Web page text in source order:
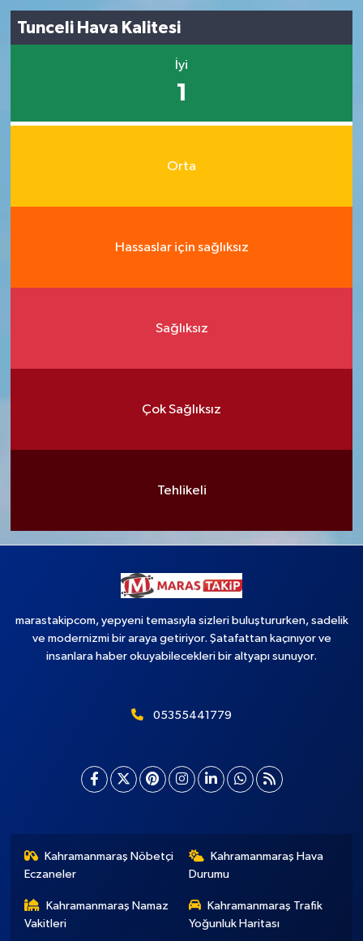
Tunceli Hava Kalitesi
İyi
1
Orta
Hassaslar için sağlıksız
Sağlıksız
Çok Sağlıksız
Tehlikeli
marastakipcom, yepyeni temasıyla sizleri buluştururken, sadelik
ve modernizmi bir araya getiriyor. Şatafattan kaçınıyor ve
insanlara haber okuyabilecekleri bir altyapı sunuyor.
05355441779
Kahramanmaraş Nöbetçi
Eczaneler
Kahramanmaraş Hava
Durumu
Kahramanmaraş Namaz
Vakitleri
Kahramanmaraş Trafik
Yoğunluk Haritası